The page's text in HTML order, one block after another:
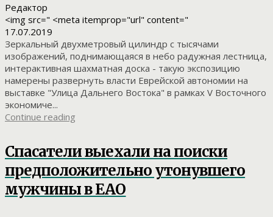
Редактор
<img src=" <meta itemprop="url" content="
17.07.2019
Зеркальный двухметровый цилиндр с тысячами
изображений, поднимающаяся в небо радужная лестница,
интерактивная шахматная доска - такую экспозицию
намерены развернуть власти Еврейской автономии на
выставке "Улица Дальнего Востока" в рамках V Восточного
экономиче...
Continue reading
Спасатели выехали на поиски
предположительно утонувшего
мужчины в ЕАО